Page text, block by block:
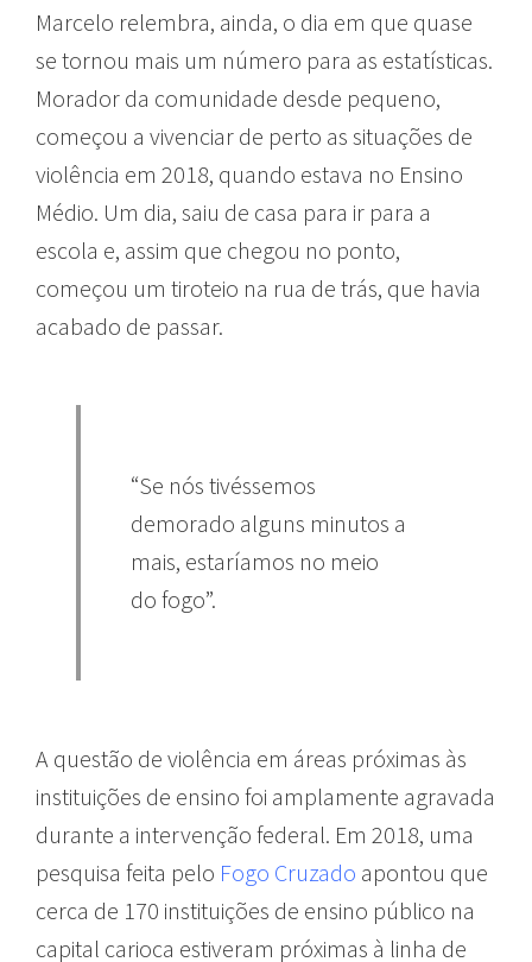
Marcelo relembra, ainda, o dia em que quase
se tornou mais um número para as estatísticas.
Morador da comunidade desde pequeno,
começou a vivenciar de perto as situações de
violência em 2018, quando estava no Ensino
Médio. Um dia, saiu de casa para ir para a
escola e, assim que chegou no ponto,
começou um tiroteio na rua de trás, que havia
acabado de passar.
“Se nós tivéssemos
demorado alguns minutos a
mais, estaríamos no meio
do fogo”.
A questão de violência em áreas próximas às
instituições de ensino foi amplamente agravada
durante a intervenção federal. Em 2018, uma
pesquisa feita pelo Fogo Cruzado apontou que
cerca de 170 instituições de ensino público na
capital carioca estiveram próximas à linha de